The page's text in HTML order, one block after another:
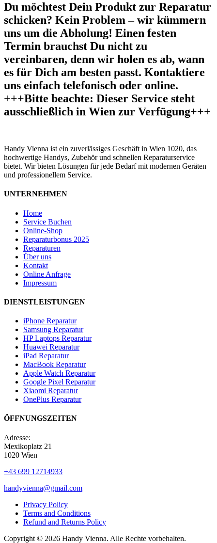
Du möchtest Dein Produkt zur Reparatur
schicken? Kein Problem – wir kümmern
uns um die Abholung! Einen festen
Termin brauchst Du nicht zu
vereinbaren, denn wir holen es ab, wann
es für Dich am besten passt. Kontaktiere
uns einfach telefonisch oder online.
+++Bitte beachte: Dieser Service steht
ausschließlich in Wien zur Verfügung+++
Handy Vienna ist ein zuverlässiges Geschäft in Wien 1020, das
hochwertige Handys, Zubehör und schnellen Reparaturservice
bietet. Wir bieten Lösungen für jede Bedarf mit modernen Geräten
und professionellem Service.
UNTERNEHMEN
Home
Service Buchen
Online-Shop
Reparaturbonus 2025
Reparaturen
Über uns
Kontakt
Online Anfrage
Impressum
DIENSTLEISTUNGEN
iPhone Reparatur
Samsung Reparatur
HP Laptops Reparatur
Huawei Reparatur
iPad Reparatur
MacBook Reparatur
Apple Watch Reparatur
Google Pixel Reparatur
Xiaomi Reparatur
OnePlus Reparatur
ÖFFNUNGSZEITEN
Adresse:
Mexikoplatz 21
1020 Wien
+43 699 12714933
handyvienna@gmail.com
Privacy Policy
Terms and Conditions
Refund and Returns Policy
Copyright © 2026 Handy Vienna. Alle Rechte vorbehalten.